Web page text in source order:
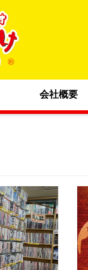
会社概要